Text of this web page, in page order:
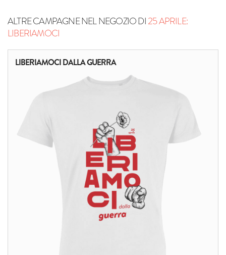
ALTRE CAMPAGNE NEL NEGOZIO DI25 APRILE:
LIBERIAMOCI
LIBERIAMOCI DALLA GUERRA